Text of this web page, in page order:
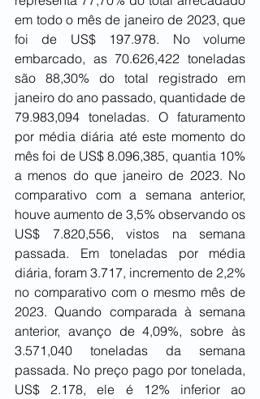
em todo o mês de janeiro de 2023, que
foi de US$ 197.978. No volume
embarcado, as 70.626,422 toneladas
são 88,30% do total registrado em
janeiro do ano passado, quantidade de
79.983,094 toneladas. O faturamento
por média diária até este momento do
mês foi de US$ 8.096,385, quantia 10%
a menos do que janeiro de 2023. No
comparativo com a semana anterior,
houve aumento de 3,5% observando os
US$ 7.820,556, vistos na semana
passada. Em toneladas por média
diária, foram 3.717, incremento de 2,2%
no comparativo com o mesmo mês de
2023. Quando comparada à semana
anterior, avanço de 4,09%, sobre às
3.571,040 toneladas da semana
passada. No preço pago por tonelada,
US$ 2.178, ele é 12% inferior ao